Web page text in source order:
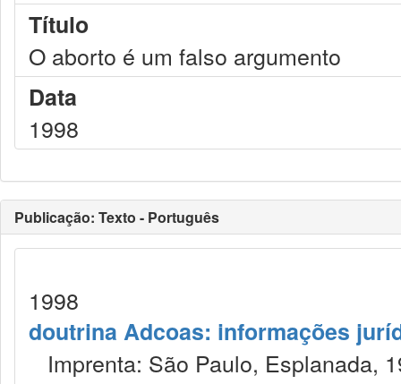
Título
O aborto é um falso argumento
Data
1998
Publicação: Texto - Português
1998
doutrina Adcoas: informações
Imprenta: São Paulo, Esplanada,